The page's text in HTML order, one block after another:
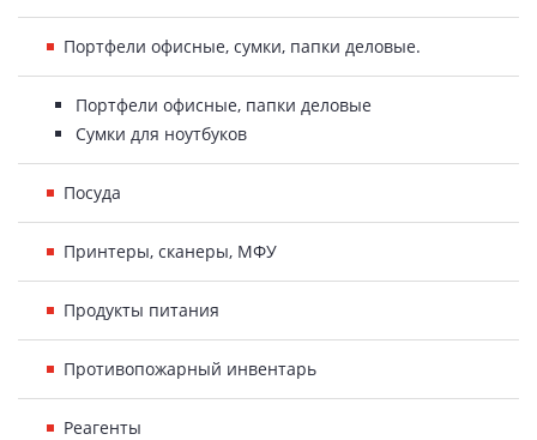
Портфели офисные, сумки, папки деловые.
Портфели офисные, папки деловые
Сумки для ноутбуков
Посуда
Принтеры, сканеры, МФУ
Продукты питания
Противопожарный инвентарь
Реагенты